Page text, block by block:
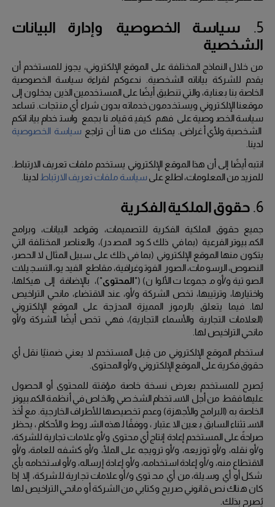
5.
سياسة الخصوصية وإدارة البيانات
الشخصية
من خلال النماذج المختلفة على الموقع الإلكتروني، يجوز للمستخدم أن
يقدم للشركة بياناته الشخصية.
ندعوكم لقراءة سياسة الخصوصية
الخاصة بنا بعناية، والتي تنطبق أيضًا على المستخدمين الذين يدخلون إلى
موقعنا الإلكتروني ويستخدمون خدماته بدون شراء أي منتجات. تساعد
سياسة الخصوصية على فهم كيفية قيامنا بجمع واستخدام بياناتكم
الشخصية ولأي أغراض.
يمكنك من هنا أن تراجع سياسة الخصوصية
لدينا.
انتبه أيضًا إلى أن هذا الموقع الإلكتروني يستخدم ملفات تعريف الارتباط.
للمزيد من المعلومات، اطلع على سياسة ملفات تعريف الارتباط لدينا.
6. حقوق الملكية الفكرية
جميع حقوق الملكية الفكرية للتصميمات، وقواعد البيانات، وبرامج
الكمبيوتر الفرعية (بما في ذلك كود المصدر)، والعناصر المختلفة التي
يتكون منها الموقع الإلكتروني (بما في ذلك على سبيل المثال لا الحصر،
النصوص، الرسومات، الصور الفوتوغرافية، مقاطع الفيديو، التسجيلات
الصوتية و/أو مجموعات الألوان) (" المحتوى")، بالإضافة إلى هيكلها،
واختيارها، وترتيبها، تخص الشركة و/أو، عند الاقتضاء، مانحي التراخيص
لها.
فيما يتعلق بالرموز المميزة المدرَجة على الموقع الإلكتروني
(العلامات التجارية والأسماء التجارية)، فهي تخص أيضًا الشركة و/أو
مانحي التراخيص لها.
استخدام الموقع الإلكتروني من قِبل المستخدم لا يعني ضمنيًا نقل أي
حقوق فكرية على الموقع الإلكتروني و/أو المحتوى.
يُصرح للمستخدم بعرض نسخة خاصة مؤقتة للمحتوى أو الحصول
عليها فقط من أجل الاستخدام الشخصي والخاص في أنظمة الكمبيوتر
الخاصة به (البرامج والأجهزة) وعدم تخصيصها للأطراف الخارجية. مع أخذ
الاستثناء السابق بعين الاعتبار، ووفقًا لهذه الشروط والأحكام، يحظر
صراحةً على المستخدم إعادة إنتاج أي محتوى و/أو علامات تجارية للشركة،
و/أو نقله، و/أو توزيعه، و/أو ترويجه على الملأ، و/أو كشفه للعامة، و/أو
الاقتطاع منه، و/أو إعادة استخدامه، و/أو إعادة إرساله، و/أو استخدامه بأي
شكل أو أي وسيلة، من أي محتوى و/أو علامات تجارية للشركة،
إلا إذا
كان هناك نص قانوني صريح وكتابي من الشركة أو مانحي التراخيص لها
يُصرح بذلك.